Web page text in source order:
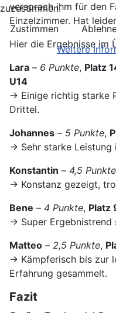
versprach ihm für den
Einzelzimmer. Hat
Hier die Ergebnisse im
Lara – 6 Punkte, Platz
U14
→ Einige richtig starke
Drittel.
Johannes – 5 Punkte,
→ Sehr starke Leistung
Konstantin – 4,5 Punkte
→ Konstanz gezeigt,
Bene – 4 Punkte, Platz
→ Super
Matteo – 2,5 Punkte,
→ Kämpferisch bis zur
Erfahrung gesammelt.
Fazit
zuzustimmen.
Zustimmen
Weitere